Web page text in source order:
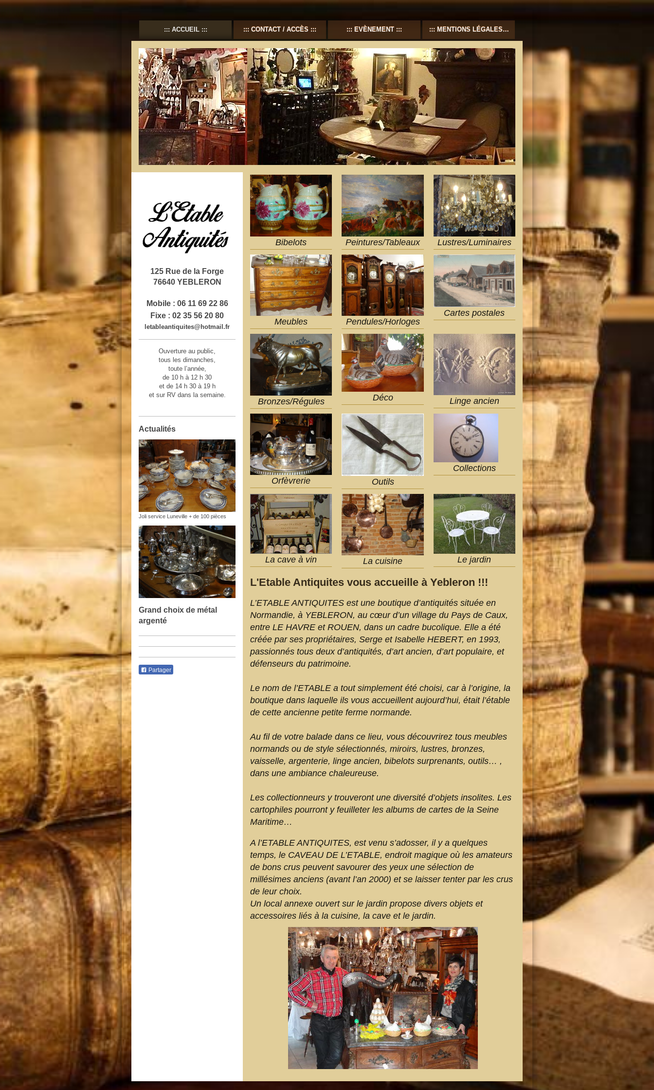
ACCUEIL CONTACT / ACCÈS EVÈNEMENT MENTIONS LÉGALES
Bibelots Peintures/Tableaux Lustres/Luminaires
Meubles Pendules/Horloges
Cartes postales
Bronzes/Régules Déco Linge ancien
Orfèvrerie Outils
Collections
La cave à vin La cuisine Le jardin
L'Etable Antiquites vous accueille à Yebleron !!!
L’ETABLE ANTIQUITES est une boutique d’antiquités située en
Normandie, à YEBLERON, au cœur d’un village du Pays de Caux,
entre LE HAVRE et ROUEN, dans un cadre bucolique. Elle a été
créée par ses propriétaires, Serge et Isabelle HEBERT, en 1993,
passionnés tous deux d’antiquités, d’art ancien, d’art populaire, et
défenseurs du patrimoine.
Le nom de l’ETABLE a tout simplement été choisi, car à l’origine, la
boutique dans laquelle ils vous accueillent aujourd’hui, était l’étable
de cette ancienne petite ferme normande.
Au fil de votre balade dans ce lieu, vous découvrirez tous meubles
normands ou de style sélectionnés, miroirs, lustres, bronzes,
vaisselle, argenterie, linge ancien, bibelots surprenants, outils… ,
dans une ambiance chaleureuse.
Les collectionneurs y trouveront une diversité d’objets insolites. Les
cartophiles pourront y feuilleter les albums de cartes de la Seine
Maritime…
A l’ETABLE ANTIQUITES, est venu s’adosser, il y a quelques
temps, le CAVEAU DE L’ETABLE, endroit magique où les amateurs
de bons crus peuvent savourer des yeux une sélection de
millésimes anciens (avant l’an 2000) et se laisser tenter par les crus
de leur choix.
Un local annexe ouvert sur le jardin propose divers objets et
accessoires liés à la cuisine, la cave et le jardin.
125 Rue de la Forge
76640 YEBLERON
Mobile : 06 11 69 22 86
Fixe : 02 35 56 20 80
letableantiquites@hotmail.fr
Ouverture au public,
tous les dimanches,
toute l’année,
de 10 h à 12 h 30
et de 14 h 30 à 19 h
et sur RV dans la semaine.
Actualités
Joli service Luneville + de 100 pièces
Grand choix de métal
argenté
Partager